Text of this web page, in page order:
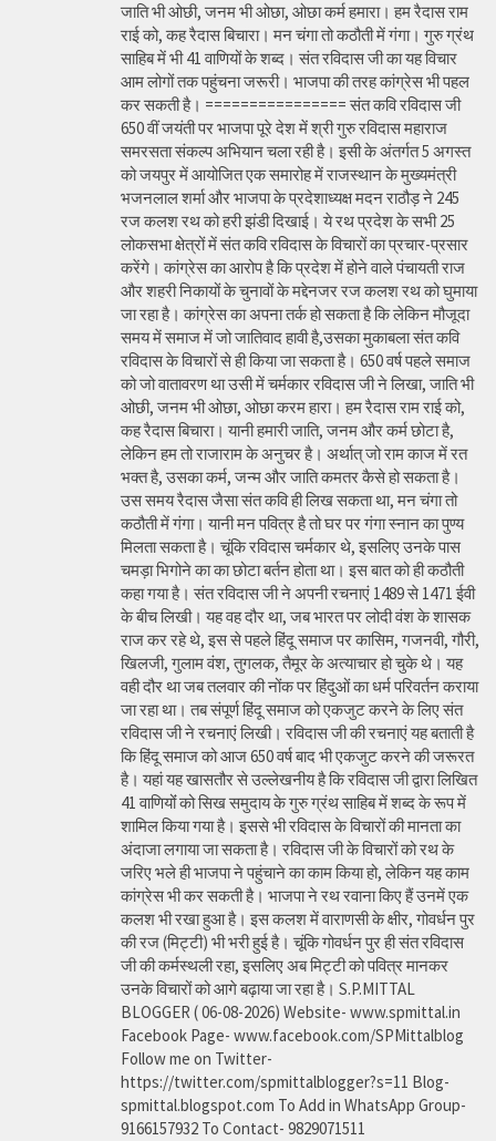
जाति भी ओछी, जनम भी ओछा, ओछा कर्म हमारा। हम रैदास राम
राई को, कह रैदास बिचारा। मन चंगा तो कठौती में गंगा। गुरु ग्रंथ
साहिब में भी 41 वाणियों के शब्द। संत रविदास जी का यह विचार
आम लोगों तक पहुंचना जरूरी। भाजपा की तरह कांग्रेस भी पहल
कर सकती है। ================ संत कवि रविदास जी
650 वीं जयंती पर भाजपा पूरे देश में श्री गुरु रविदास महाराज
समरसता संकल्प अभियान चला रही है। इसी के अंतर्गत 5 अगस्त
को जयपुर में आयोजित एक समारोह में राजस्थान के मुख्यमंत्री
भजनलाल शर्मा और भाजपा के प्रदेशाध्यक्ष मदन राठौड़ ने 245
रज कलश रथ को हरी झंडी दिखाई। ये रथ प्रदेश के सभी 25
लोकसभा क्षेत्रों में संत कवि रविदास के विचारों का प्रचार-प्रसार
करेंगे। कांग्रेस का आरोप है कि प्रदेश में होने वाले पंचायती राज
और शहरी निकायों के चुनावों के मद्देनजर रज कलश रथ को घुमाया
जा रहा है। कांग्रेस का अपना तर्क हो सकता है कि लेकिन मौजूदा
समय में समाज में जो जातिवाद हावी है,उसका मुकाबला संत कवि
रविदास के विचारों से ही किया जा सकता है। 650 वर्ष पहले समाज
को जो वातावरण था उसी में चर्मकार रविदास जी ने लिखा, जाति भी
ओछी, जनम भी ओछा, ओछा करम हारा। हम रैदास राम राई को,
कह रैदास बिचारा। यानी हमारी जाति, जनम और कर्म छोटा है,
लेकिन हम तो राजाराम के अनुचर है। अर्थात् जो राम काज में रत
भक्त है, उसका कर्म, जन्म और जाति कमतर कैसे हो सकता है।
उस समय रैदास जैसा संत कवि ही लिख सकता था, मन चंगा तो
कठौती में गंगा। यानी मन पवित्र है तो घर पर गंगा स्नान का पुण्य
मिलता सकता है। चूंकि रविदास चर्मकार थे, इसलिए उनके पास
चमड़ा भिगोने का का छोटा बर्तन होता था। इस बात को ही कठौती
कहा गया है। संत रविदास जी ने अपनी रचनाएं 1489 से 1471 ईवी
के बीच लिखी। यह वह दौर था, जब भारत पर लोदी वंश के शासक
राज कर रहे थे, इस से पहले हिंदू समाज पर कासिम, गजनवी, गौरी,
खिलजी, गुलाम वंश, तुगलक, तैमूर के अत्याचार हो चुके थे। यह
वही दौर था जब तलवार की नोंक पर हिंदुओं का धर्म परिवर्तन कराया
जा रहा था। तब संपूर्ण हिंदू समाज को एकजुट करने के लिए संत
रविदास जी ने रचनाएं लिखी। रविदास जी की रचनाएं यह बताती है
कि हिंदू समाज को आज 650 वर्ष बाद भी एकजुट करने की जरूरत
है। यहां यह खासतौर से उल्लेखनीय है कि रविदास जी द्वारा लिखित
41 वाणियोंं को सिख समुदाय के गुरु ग्रंथ साहिब में शब्द के रूप में
शामिल किया गया है। इससे भी रविदास के विचारों की मानता का
अंदाजा लगाया जा सकता है। रविदास जी के विचारों को रथ के
जरिए भले ही भाजपा ने पहुंचाने का काम किया हो, लेकिन यह काम
कांग्रेस भी कर सकती है। भाजपा ने रथ रवाना किए हैं उनमें एक
कलश भी रखा हुआ है। इस कलश में वाराणसी के क्षीर, गोवर्धन पुर
की रज (मिट्टी) भी भरी हुई है। चूंकि गोवर्धन पुर ही संत रविदास
जी की कर्मस्थली रहा, इसलिए अब मिट्टी को पवित्र मानकर
उनके विचारों को आगे बढ़ाया जा रहा है। S.P.MITTAL
BLOGGER ( 06-08-2026) Website- www.spmittal.in
Facebook Page- www.facebook.com/SPMittalblog
Follow me on Twitter-
https://twitter.com/spmittalblogger?s=11 Blog-
spmittal.blogspot.com To Add in WhatsApp Group-
9166157932 To Contact- 9829071511